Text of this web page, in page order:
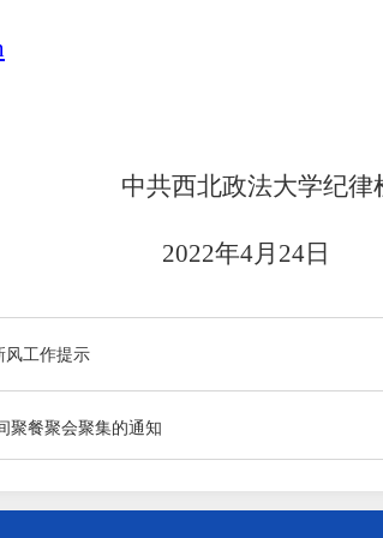
中共西北政法大学纪律
2022年4月 24日
风工作提示
聚餐聚会聚集的通知